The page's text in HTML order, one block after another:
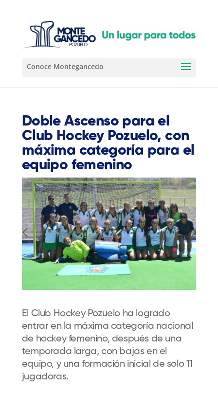
Doble Ascenso para el
Club Hockey Pozuelo, con
máxima categoría para el
equipo femenino
El Club Hockey Pozuelo ha logrado
entrar en la máxima categoría nacional
de hockey femenino, después de una
temporada larga, con bajas en el
equipo, y una formación inicial de solo 11
jugadoras.